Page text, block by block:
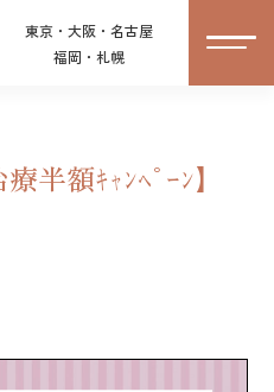
東京・大阪・名古屋
福岡・札幌
半額ｷｬﾝﾍﾟｰﾝ】